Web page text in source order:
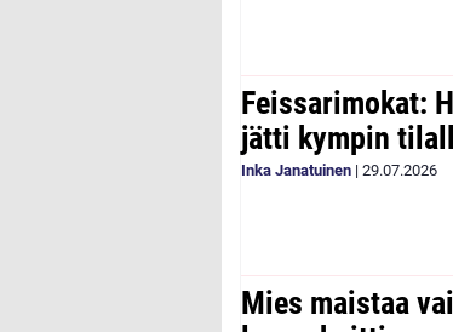
Feissarimokat:
jätti kympin
Inka Janatuinen | 29.07.2026
Mies maistaa